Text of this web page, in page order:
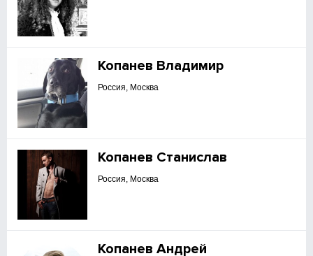
Копанев Владимир
Россия, Москва
Копанев Станислав
Россия, Москва
Копанев Андрей